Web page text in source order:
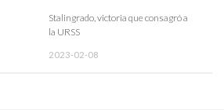
Stalingrado, victoria que consagró a
la URSS
2023-02-08